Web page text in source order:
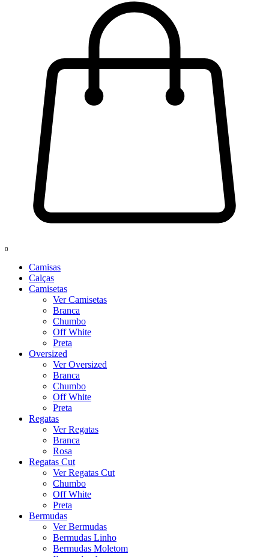
0
Camisas
Calças
Camisetas
Ver Camisetas
Branca
Chumbo
Off White
Preta
Oversized
Ver Oversized
Branca
Chumbo
Off White
Preta
Regatas
Ver Regatas
Branca
Rosa
Regatas Cut
Ver Regatas Cut
Chumbo
Off White
Preta
Bermudas
Ver Bermudas
Bermudas Linho
Bermudas Moletom